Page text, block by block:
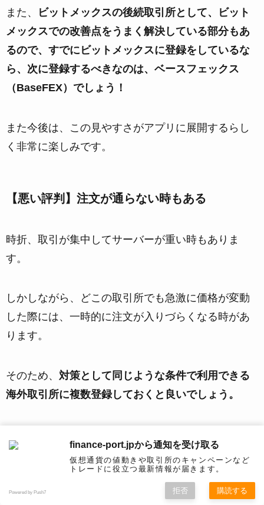
また、
ビットメックスの後続取引所として、ビット
メックスでの改善点をうまく解決している部分もあ
るので、すでにビットメックスに登録をしているな
ら、次に登録するべきなのは、ベースフェックス
（BaseFEX）でしょう！
また今後は、この見やすさがアプリに展開するらし
く非常に楽しみです。
【悪い評判】注文が通らない時もある
時折、取引が集中してサーバーが重い時もありま
す。
しかしながら、どこの取引所でも急激に価格が変動
した際には、一時的に注文が入りづらくなる時があ
ります。
そのため、 対策として同じような条件で利用できる
海外取引所に複数登録しておくと良いでしょう。
バイナンスが特におすすめです。
finance-port.jpから通知を受け取る
仮想通貨の値動きや取引所のキャンペーンなど
トレードに役立つ最新情報が届きます。
Powered by Push7 拒否 購読する